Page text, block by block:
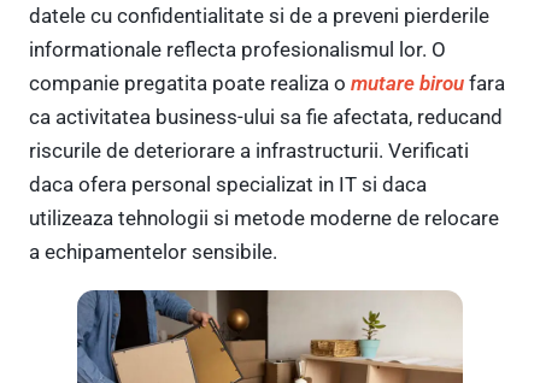
datele cu confidentialitate si de a preveni pierderile
informationale reflecta profesionalismul lor. O
companie pregatita poate realiza o mutare birou fara
ca activitatea business-ului sa fie afectata, reducand
riscurile de deteriorare a infrastructurii. Verificati
daca ofera personal specializat in IT si daca
utilizeaza tehnologii si metode moderne de relocare
a echipamentelor sensibile.